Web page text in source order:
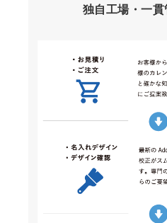
独自工場・一